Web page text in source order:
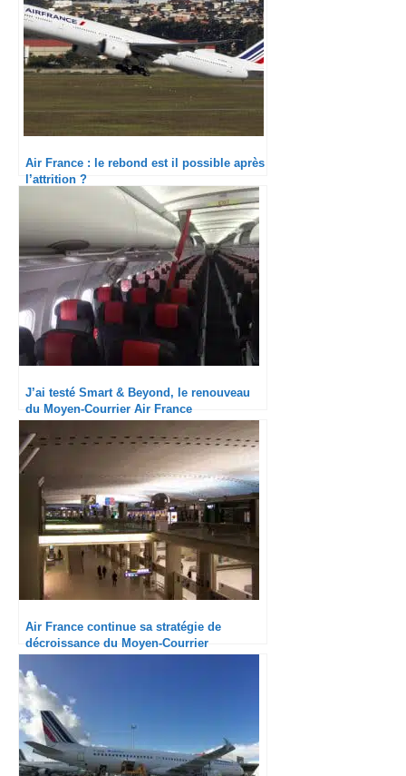
Air France : le rebond est il possible après
l’attrition ?
J’ai testé Smart & Beyond, le renouveau
du Moyen-Courrier Air France
Air France continue sa stratégie de
décroissance du Moyen-Courrier